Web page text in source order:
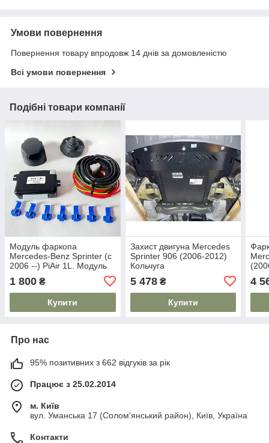
Умови повернення
Повернення товару впродовж 14 днів за домовленістю
Всі умови повернення
Подібні товари компанії
Модуль фаркопа
Mercedes-Benz Sprinter (c
2006 --) PiAir 1L. Модуль
1 800 ₴
Купити
Захист двигуна Mercedes
Sprinter 906 (2006-2012)
Кольчуга
5 478₴
Купити
4
Про нас
95% позитивних з 662 відгуків за рік
Працює з 25.02.2014
м. Київ
вул. Уманська 17 (Солом'янський район), Київ, Україна
Контакти